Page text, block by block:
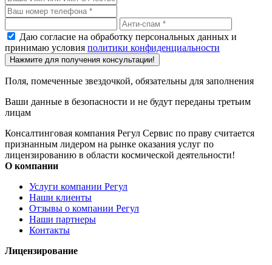
Даю согласие на обработку персональных данных и
принимаю условия политики конфиденциальности
Нажмите для получения консультации!
Поля, помеченные звездочкой, обязательны для заполнения
Ваши данные в безопасности и не будут переданы третьим
лицам
Консалтинговая компания Регул Сервис по праву считается
признанным лидером на рынке оказания услуг по
лицензированию в области космической деятельности!
О компании
Услуги компании Регул
Наши клиенты
Отзывы о компании Регул
Наши партнеры
Контакты
Лицензирование